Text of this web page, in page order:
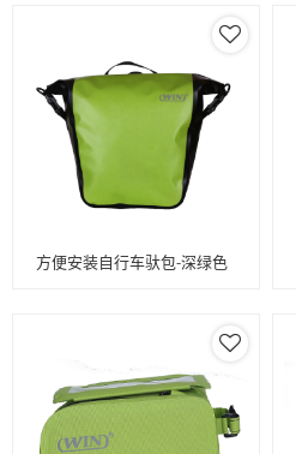
方便安装自行车驮包-深绿色